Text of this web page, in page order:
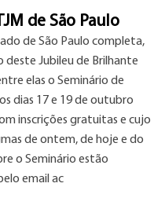
de São Paulo
de São Paulo completa,
deste Jubileu de Brilhante
elas o Seminário de
dias 17 e 19 de outubro
inscrições gratuitas e cujo
de ontem, de hoje e do
o Seminário estão
email ac